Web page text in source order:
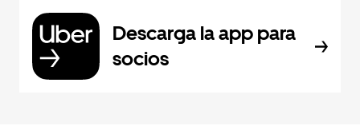
Descarga la app para
socios